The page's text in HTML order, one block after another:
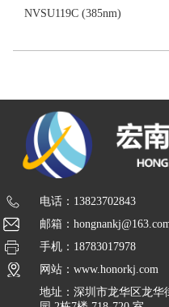
NVSU119C (385nm)
电话：13823702843
邮箱：
手机：18783017978
网站：www.honorkj.com
地址：深圳市龙华区龙华